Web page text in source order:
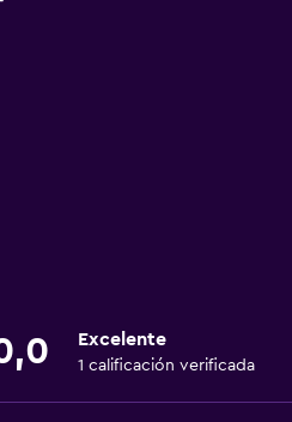
Excelente
1 calificación verificada